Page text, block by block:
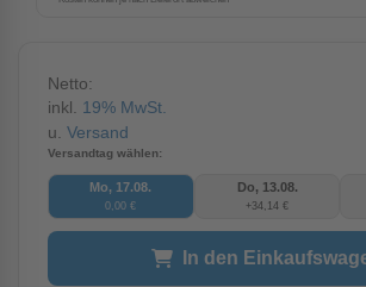
Netto:
inkl. 19% MwSt.
u. Versand
Versandtag wählen:
Mo, 17.08.
0,00 €
Do, 13.08.
+34,14 €
In den